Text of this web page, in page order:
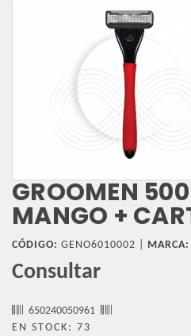
GROOMEN
MANGO +
CÓDIGO: GENO6010002 | MARCA:
Consultar
650240050961
EN STOCK: 73